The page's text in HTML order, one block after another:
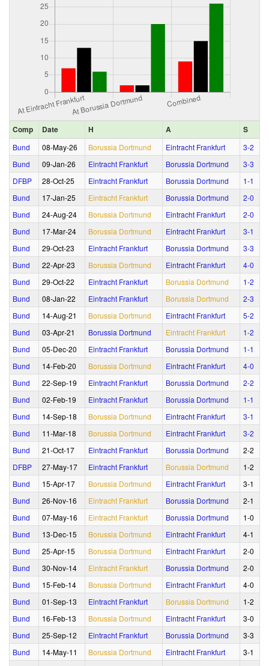
Comp Date H A S
Bund 08‑May‑26 Borussia Dortmund Eintracht Frankfurt
3‑2
Bund
09‑Jan‑26 Eintracht Frankfurt Borussia Dortmund
3‑3
DFBP
28‑Oct‑25 Eintracht Frankfurt Borussia Dortmund
1‑1
Bund
17‑Jan‑25 Eintracht Frankfurt Borussia Dortmund
2‑0
Bund
24‑Aug‑24 Borussia Dortmund Eintracht Frankfurt
2‑0
Bund
17‑Mar‑24 Borussia Dortmund Eintracht Frankfurt
3‑1
Bund
29‑Oct‑23 Eintracht Frankfurt Borussia Dortmund
3‑3
Bund
22‑Apr‑23 Borussia Dortmund Eintracht Frankfurt
4‑0
Bund
29‑Oct‑22 Eintracht Frankfurt Borussia Dortmund
1‑2
Bund
08‑Jan‑22 Eintracht Frankfurt Borussia Dortmund
2‑3
Bund
14‑Aug‑21 Borussia Dortmund Eintracht Frankfurt
5‑2
Bund
03‑Apr‑21 Borussia Dortmund Eintracht Frankfurt
1‑2
Bund
05‑Dec‑20 Eintracht Frankfurt Borussia Dortmund
1‑1
Bund
14‑Feb‑20 Borussia Dortmund Eintracht Frankfurt
4‑0
Bund
22‑Sep‑19 Eintracht Frankfurt Borussia Dortmund
2‑2
Bund
02‑Feb‑19 Eintracht Frankfurt Borussia Dortmund
1‑1
Bund
14‑Sep‑18 Borussia Dortmund Eintracht Frankfurt
3‑1
Bund
11‑Mar‑18 Borussia Dortmund Eintracht Frankfurt
3‑2
Bund
21‑Oct‑17 Eintracht Frankfurt Borussia Dortmund
2‑2
DFBP
27‑May‑17 Eintracht Frankfurt Borussia Dortmund
1‑2
Bund
15‑Apr‑17 Borussia Dortmund Eintracht Frankfurt
3‑1
Bund
26‑Nov‑16 Eintracht Frankfurt Borussia Dortmund
2‑1
Bund
07‑May‑16 Eintracht Frankfurt Borussia Dortmund
1‑0
Bund
13‑Dec‑15 Borussia Dortmund Eintracht Frankfurt
4‑1
Bund
25‑Apr‑15 Borussia Dortmund Eintracht Frankfurt
2‑0
Bund
30‑Nov‑14 Eintracht Frankfurt Borussia Dortmund
2‑0
Bund
15‑Feb‑14 Borussia Dortmund Eintracht Frankfurt
4‑0
Bund
01‑Sep‑13 Eintracht Frankfurt Borussia Dortmund
1‑2
Bund
16‑Feb‑13 Borussia Dortmund Eintracht Frankfurt
3‑0
Bund
25‑Sep‑12 Eintracht Frankfurt Borussia Dortmund
3‑3
Bund
14‑May‑11 Borussia Dortmund Eintracht Frankfurt
3‑1